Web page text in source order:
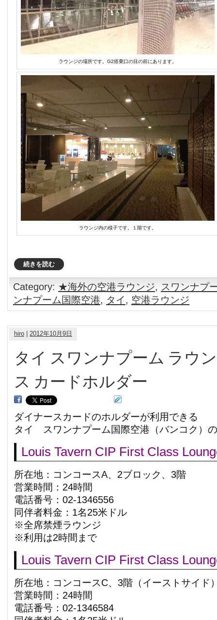
ラウンジの場所です。G2搭乗口の目の前にあります。
ラウンジ内の様子です。１階です。
続きを読む
Category: ★海外の空港ラウンジ, スワンナプ
ンナプーム国際空港, タイ, 空港ラウンジ
hiro 2012年10月9日
タイ スワンナプーム ラウ
ス カードホルダー
ダイナースカードのホルダーが利用できる
タイ スワンナプーム国際空港（バンコク）
Louis Tavern CIP First Class
所在地：コンコースA、2ブロック、3階
営業時間：24時間
電話番号：02-1346556
同伴者料金：1名25米ドル
※全席禁煙ラウンジ
※利用は2時間まで
Louis Tavern CIP First Class
所在地：コンコースC、3階（イーストサイド
営業時間：24時間
電話番号：02-1346584